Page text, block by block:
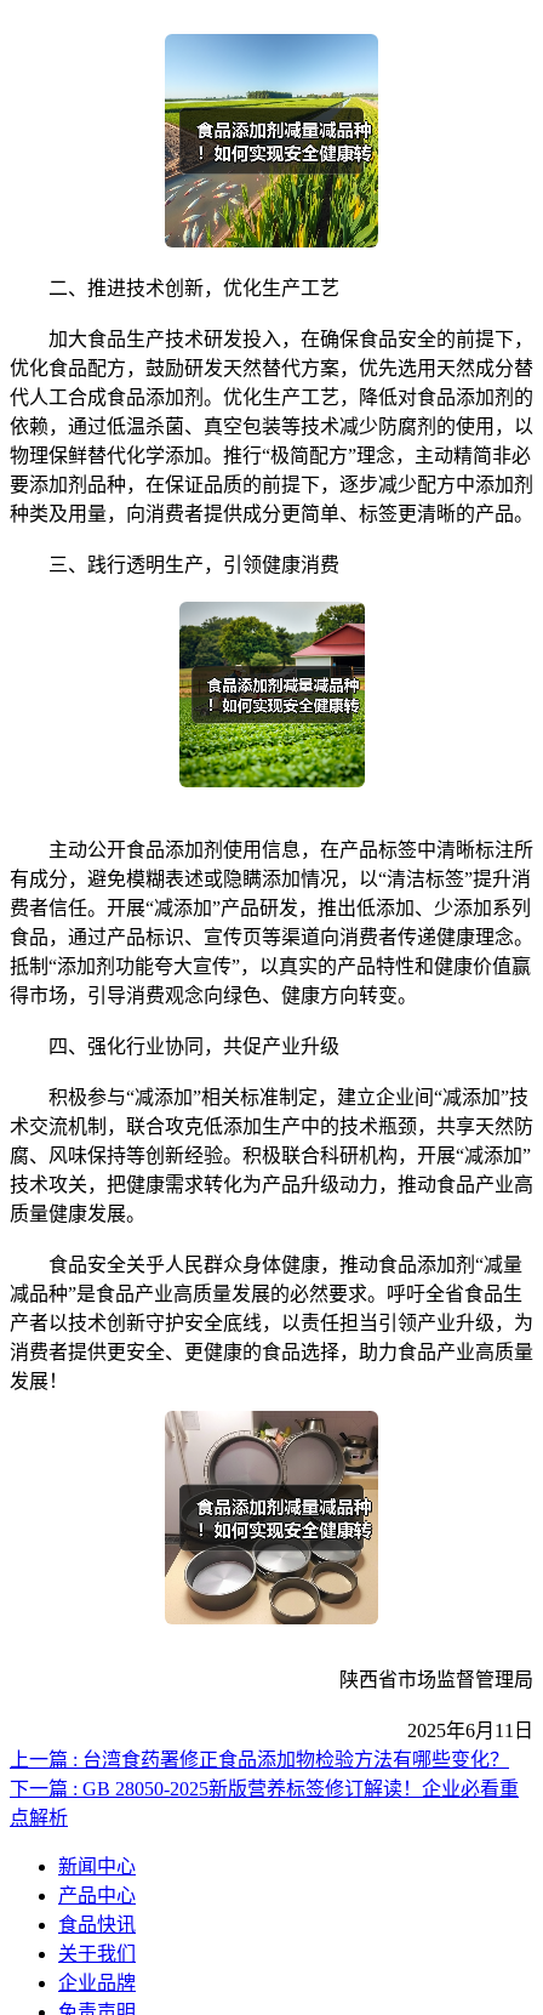
二、推进技术创新，优化生产工艺
加大食品生产技术研发投入，在确保食品安全的前提下，
优化食品配方，鼓励研发天然替代方案，优先选用天然成分替
代人工合成食品添加剂。优化生产工艺，降低对食品添加剂的
依赖，通过低温杀菌、真空包装等技术减少防腐剂的使用，以
物理保鲜替代化学添加。推行“极简配方”理念，主动精简非必
要添加剂品种，在保证品质的前提下，逐步减少配方中添加剂
种类及用量，向消费者提供成分更简单、标签更清晰的产品。
三、践行透明生产，引领健康消费
主动公开食品添加剂使用信息，在产品标签中清晰标注所
有成分，避免模糊表述或隐瞒添加情况，以“清洁标签”提升消
费者信任。开展“减添加”产品研发，推出低添加、少添加系列
食品，通过产品标识、宣传页等渠道向消费者传递健康理念。
抵制“添加剂功能夸大宣传”，以真实的产品特性和健康价值赢
得市场，引导消费观念向绿色、健康方向转变。
四、强化行业协同，共促产业升级
积极参与“减添加”相关标准制定，建立企业间“减添加”技
术交流机制，联合攻克低添加生产中的技术瓶颈，共享天然防
腐、风味保持等创新经验。积极联合科研机构，开展“减添加”
技术攻关，把健康需求转化为产品升级动力，推动食品产业高
质量健康发展。
食品安全关乎人民群众身体健康，推动食品添加剂“减量
减品种”是食品产业高质量发展的必然要求。呼吁全省食品生
产者以技术创新守护安全底线，以责任担当引领产业升级，为
消费者提供更安全、更健康的食品选择，助力食品产业高质量
发展！
陕西省市场监督管理局
2025年6月11日
上一篇 : 台湾食药署修正食品添加物检验方法有哪些变化？
下一篇 : GB 28050-2025新版营养标签修订解读！企业必看重
点解析
新闻中心
产品中心
食品快讯
关于我们
企业品牌